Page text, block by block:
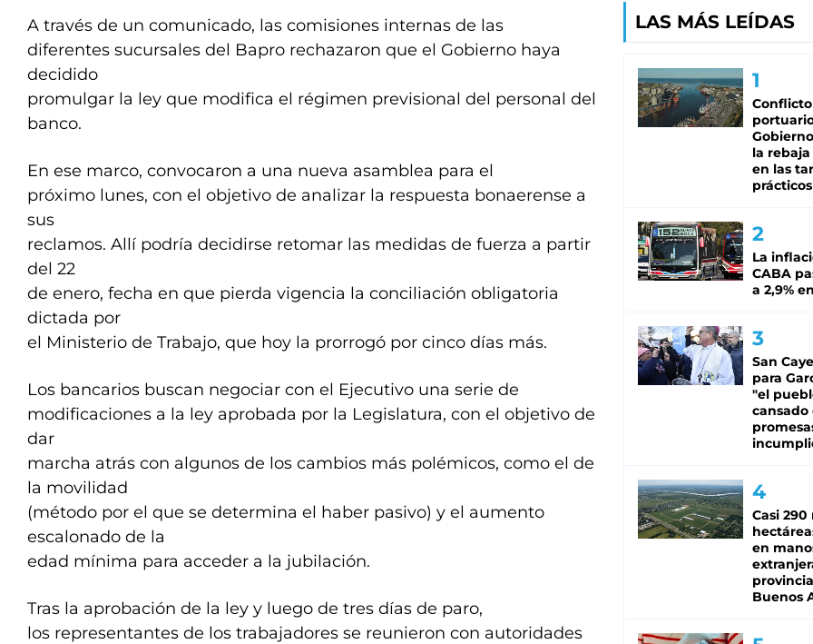
A través de un comunicado, las comisiones internas de las
diferentes sucursales del Bapro rechazaron que el Gobierno haya
decidido
promulgar la ley que modifica el régimen previsional del personal del
banco.
En ese marco, convocaron a una nueva asamblea para el
próximo lunes, con el objetivo de analizar la respuesta bonaerense a
sus
reclamos. Allí podría decidirse retomar las medidas de fuerza a partir
del 22
de enero, fecha en que pierda vigencia la conciliación obligatoria
dictada por
el Ministerio de Trabajo, que hoy la prorrogó por cinco días más.
Los bancarios buscan negociar con el Ejecutivo una serie de
modificaciones a la ley aprobada por la Legislatura, con el objetivo de
dar
marcha atrás con algunos de los cambios más polémicos, como el de
la movilidad
(método por el que se determina el haber pasivo) y el aumento
escalonado de la
edad mínima para acceder a la jubilación.
Tras la aprobación de la ley y luego de tres días de paro,
los representantes de los trabajadores se reunieron con autoridades
LAS MÁS LEÍDAS
Conflicto
la rebaja
en las
prácticos
La
CABA
a 2,9%
San
para
"el
cansado
Casi 290
en
Buenos